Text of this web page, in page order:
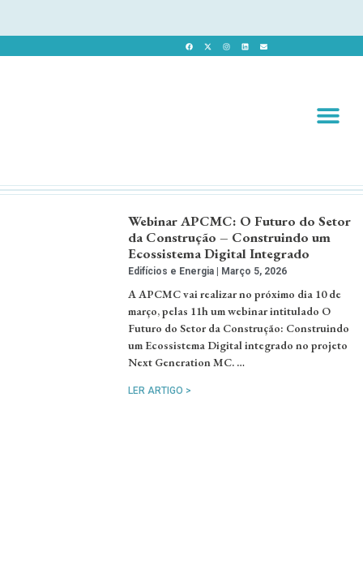
Webinar APCMC: O Futuro do Setor
da Construção – Construindo um
Ecossistema Digital Integrado
Edifícios e Energia Março 5, 2026
A APCMC vai realizar no próximo dia 10 de
março, pelas 11h um webinar intitulado O
Futuro do Setor da Construção: Construindo
um Ecossistema Digital integrado no projeto
Next Generation MC. …
LER ARTIGO >